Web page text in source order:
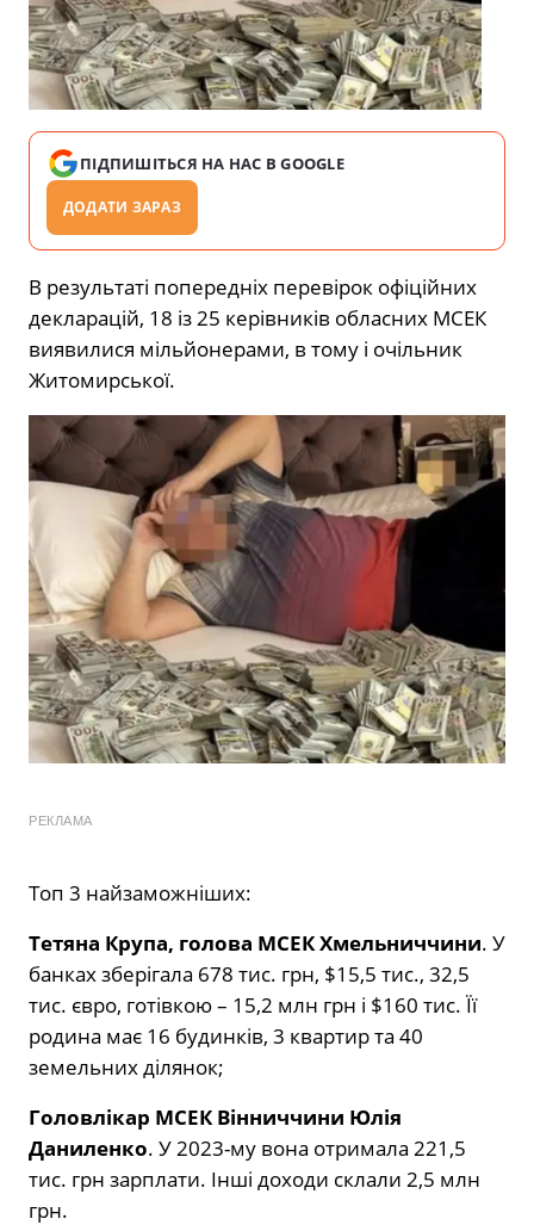
ПІДПИШІТЬСЯ НА НАС В GOOGLE
ДОДАТИ ЗАРАЗ
В результаті попередніх перевірок офіційних
декларацій, 18 із 25 керівників обласних МСЕК
виявилися мільйонерами, в тому і очільник
Житомирської.
РЕКЛАМА
Топ 3 найзаможніших:
Тетяна Крупа, голова МСЕК Хмельниччини. У
банках зберігала 678 тис. грн, $15,5 тис., 32,5
тис. євро, готівкою – 15,2 млн грн і $160 тис. Її
родина має 16 будинків, 3 квартир та 40
земельних ділянок;
Головлікар МСЕК Вінниччини Юлія
Даниленко. У 2023-му вона отримала 221,5
тис. грн зарплати. Інші доходи склали 2,5 млн
грн.